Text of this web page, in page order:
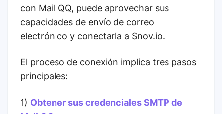
con Mail QQ, puede aprovechar sus
capacidades de envío de correo
electrónico y conectarla a Snov.io.
El proceso de conexión implica tres pasos
principales:
1) Obtener sus credenciales SMTP de